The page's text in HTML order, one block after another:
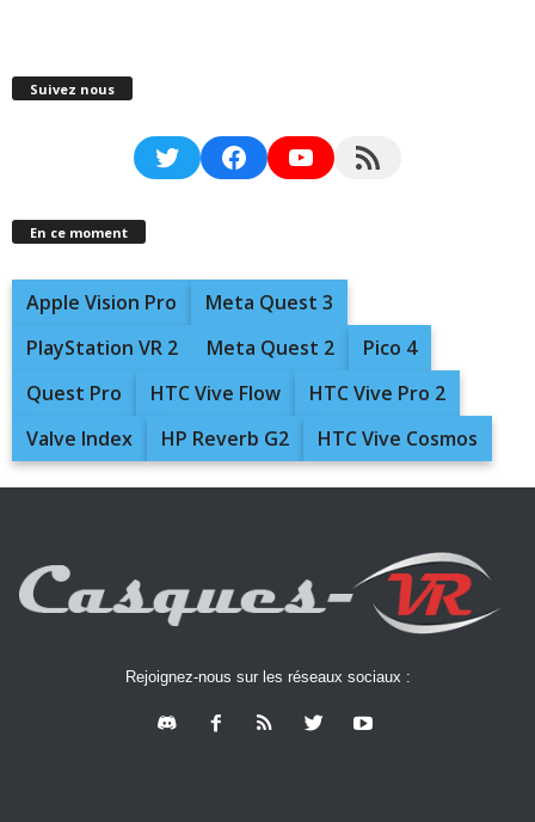
Suivez nous
TwitterFacebookYouTubeRSS Feed
En ce moment
Apple Vision Pro
Meta Quest 3
PlayStation VR 2
Meta Quest 2
Pico 4
Quest Pro
HTC Vive Flow
HTC Vive Pro 2
Valve Index
HP Reverb G2 HTC Vive Cosmos
Rejoignez-nous sur les réseaux sociaux :